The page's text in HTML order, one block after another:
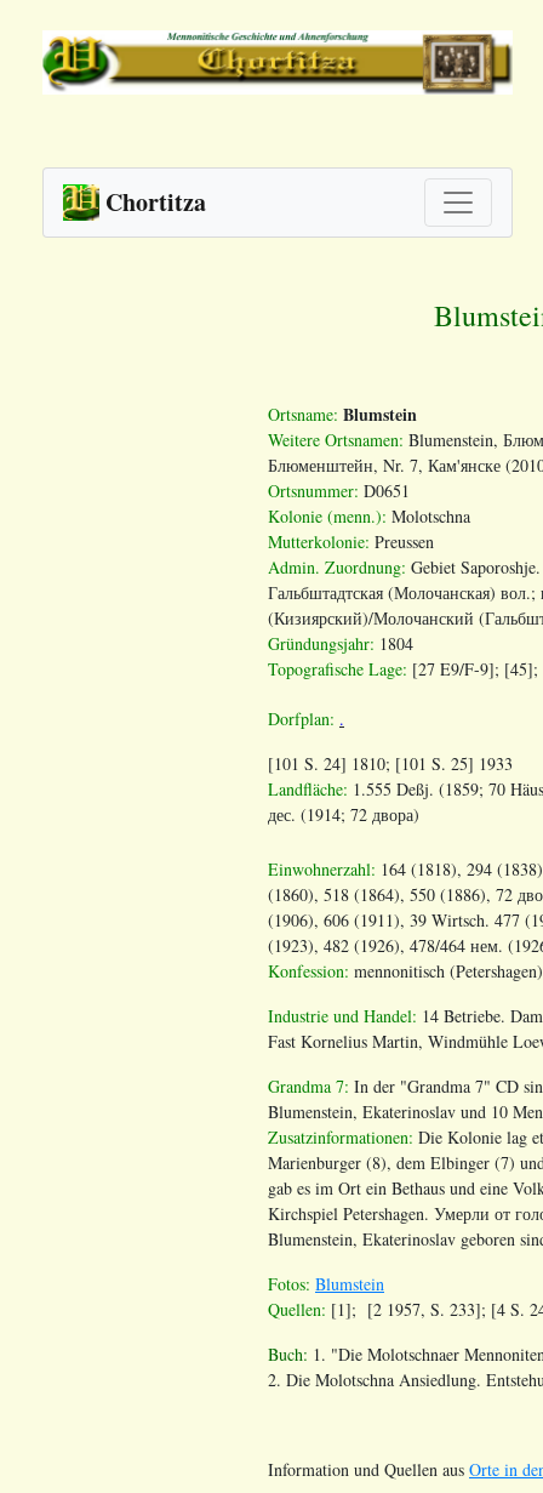
Chortitza
Ortsname: Blumstein
Weitere Ortsnamen: Blumenstein,
Блюменштейн, Nr. 7, Кам'янске
Ortsnummer: D0651
Kolonie (menn.): Molotschna
Mutterkolonie: Preussen
Admin. Zuordnung: Gebiet Saporoshje
Гальбштадтская (Молочанская)
(Кизиярский)/Молочанский
Gründungsjahr: 1804
Topografische Lage: [27 E9/F-9];
Dorfplan: .
[101 S. 24] 1810; [101 S. 25] 1933
Landfläche: 1.555 Deßj. (1859; 70
дес. (1914; 72 двора)
Einwohnerzahl: 164 (1818), 294
(1860), 518 (1864), 550 (1886), 72
(1906), 606 (1911), 39 Wirtsch. 477
(1923), 482 (1926), 478/464 нем.
Konfession: mennonitisch (Petershagen)
Industrie und Handel: 14 Betriebe.
Fast Kornelius Martin, Windmühle
Grandma 7: In der "Grandma 7" CD
Blumenstein, Ekaterinoslav und 10
Zusatzinformationen: Die Kolonie lag
Marienburger (8), dem Elbinger (7)
gab es im Ort ein Bethaus und eine
Kirchspiel Petershagen. Умерли от
Blumenstein, Ekaterinoslav geboren
Fotos: Blumstein
Quellen: [1]; [2 1957, S. 233]; [4 S.
Buch: 1. "Die Molotschnaer
2. Die Molotschna Ansiedlung.
Information und Quellen aus Orte in